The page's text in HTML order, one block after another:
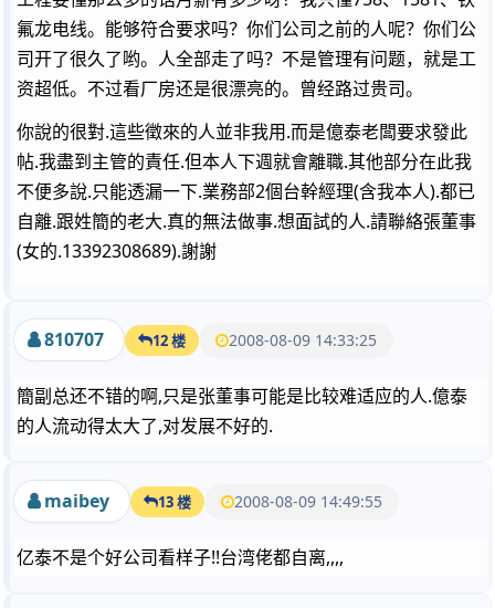
氟龙电线。能够符合要求吗？你们公司之前的人呢？你们公
司开了很久了哟。人全部走了吗？不是管理有问题，就是工
资超低。不过看厂房还是很漂亮的。曾经路过贵司。
你說的很對.這些徵來的人並非我用.而是億泰老闆要求發此
帖.我盡到主管的責任.但本人下週就會離職.其他部分在此我
不便多說.只能透漏一下.業務部2個台幹經理(含我本人).都已
自離.跟姓簡的老大.真的無法做事.想面試的人.請聯絡張董事
(女的.13392308689).謝謝
810707 12 楼 2008-08-09 14:33:25
簡副总还不错的啊,只是张董事可能是比较难适应的人.億泰
的人流动得太大了,对发展不好的.
maibey 13 楼 2008-08-09 14:49:55
亿泰不是个好公司看样子!!台湾佬都自离,,,,